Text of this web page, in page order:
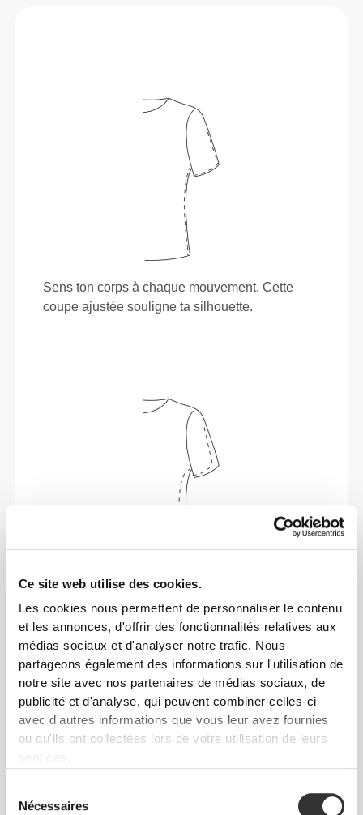
Ce site web utilise des cookies.
Les cookies nous permettent de personnaliser le contenu
et les annonces, d'offrir des fonctionnalités relatives aux
médias sociaux et d'analyser notre trafic. Nous
partageons également des informations sur l'utilisation de
notre site avec nos partenaires de médias sociaux, de
publicité et d'analyse, qui peuvent combiner celles-ci
avec d'autres informations que vous leur avez fournies
ou qu'ils ont collectées lors de votre utilisation de leurs
services.
Nécessaires
Sens ton corps à chaque mouvement. Cette
coupe ajustée souligne ta silhouette.
Liberté de mouvement et confort au quotidien,
telle est la devise.